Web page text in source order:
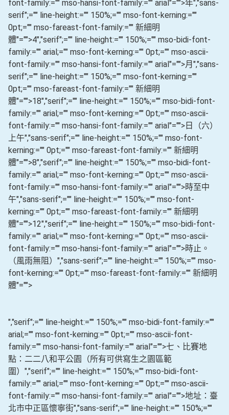
font-family:="" mso-hansi-font-family:="" arial"="">年","sans-
serif";="" line-height:="" 150%;="" mso-font-kerning:=""
0pt;="" mso-fareast-font-family:="" 新細明
體"="">4","serif";="" line-height:="" 150%;="" mso-bidi-font-
family:="" arial;="" mso-font-kerning:="" 0pt;="" mso-ascii-
font-family:="" mso-hansi-font-family:="" arial"="">月 ","sans-
serif";="" line-height:="" 150%;="" mso-font-kerning:=""
0pt;="" mso-fareast-font-family:="" 新細明
體"="">18","serif";="" line-height:="" 150%;="" mso-bidi-font-
family:="" arial;="" mso-font-kerning:="" 0pt;="" mso-ascii-
font-family:="" mso-hansi-font-family:="" arial"="">日（六）
上午","sans-serif";="" line-height:="" 150%;="" mso-font-
kerning:="" 0pt;="" mso-fareast-font-family:="" 新細明
體"="">8","serif";="" line-height:="" 150%;="" mso-bidi-font-
family:="" arial;="" mso-font-kerning:="" 0pt;="" mso-ascii-
font-family:="" mso-hansi-font-family:="" arial"="">時至中
午","sans-serif";="" line-height:="" 150%;="" mso-font-
kerning:="" 0pt;="" mso-fareast-font-family:="" 新細明
體"="">12","serif";="" line-height:="" 150%;="" mso-bidi-font-
family:="" arial;="" mso-font-kerning:="" 0pt;="" mso-ascii-
font-family:="" mso-hansi-font-family:="" arial"="">時止。
（風雨無阻） ","sans-serif";="" line-height:="" 150%;="" mso-
font-kerning:="" 0pt;="" mso-fareast-font-family:="" 新細明
體"="">
","serif";="" line-height:="" 150%;="" mso-bidi-font-family:=""
arial;="" mso-font-kerning:="" 0pt;="" mso-ascii-font-
family:="" mso-hansi-font-family:="" arial"="">七、比賽地
點：二二八和平公園（所有可供寫生之園區範
圍） ","serif";="" line-height:="" 150%;="" mso-bidi-font-
family:="" arial;="" mso-font-kerning:="" 0pt;="" mso-ascii-
font-family:="" mso-hansi-font-family:="" arial"="">地址：臺
北市中正區懷寧街","sans-serif";="" line-height:="" 150%;=""